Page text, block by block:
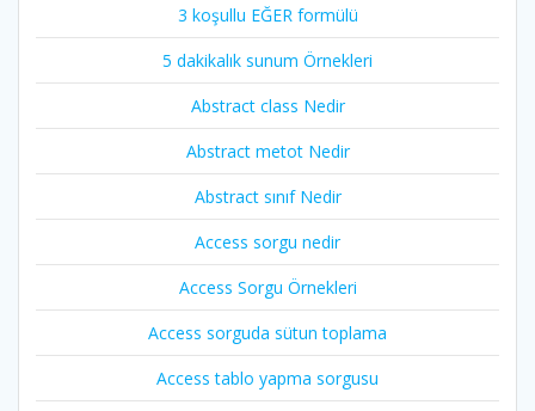
3 koşullu EĞER formülü
5 dakikalık sunum Örnekleri
Abstract class Nedir
Abstract metot Nedir
Abstract sınıf Nedir
Access sorgu nedir
Access Sorgu Örnekleri
Access sorguda sütun toplama
Access tablo yapma sorgusu